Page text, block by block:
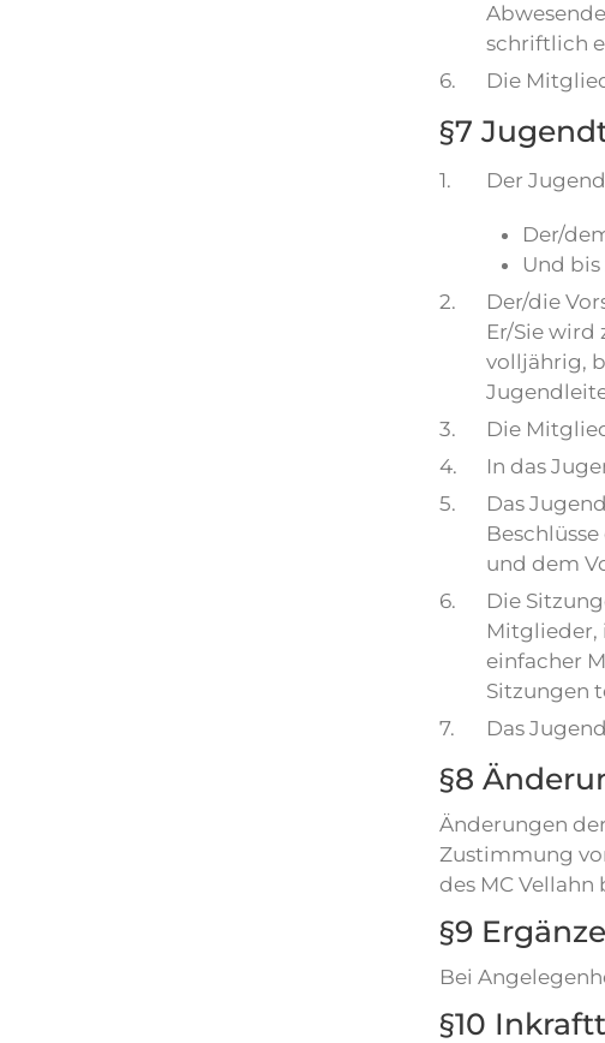
schriftlich
6.
Die
§7
1. Der
Der/
Und
2.
Der/die
Er/Sie wird
volljährig,
3.
Die
4.
In das
5.
Das
und dem
6.
Die
Mitglieder,
einfacher
Sitzungen
7.
Das
§8
Änderungen
Zustimmung
des MC
§9
Bei
§10